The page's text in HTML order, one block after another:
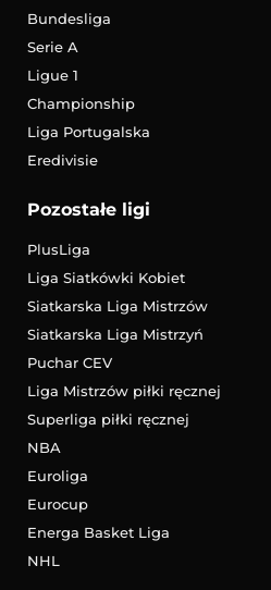
Bundesliga
Serie A
Ligue 1
Championship
Liga Portugalska
Eredivisie
Pozostałe ligi
PlusLiga
Liga Siatkówki Kobiet
Siatkarska Liga Mistrzów
Siatkarska Liga Mistrzyń
Puchar CEV
Liga Mistrzów piłki ręcznej
Superliga piłki ręcznej
NBA
Euroliga
Eurocup
Energa Basket Liga
NHL